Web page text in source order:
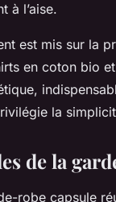
à l’aise.
est mis sur la
en coton bio
la
de la
robe capsule